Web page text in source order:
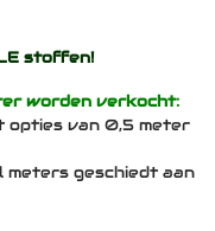
stoffen!
worden verkocht:
opties van 0,5 meter
geschiedt aan